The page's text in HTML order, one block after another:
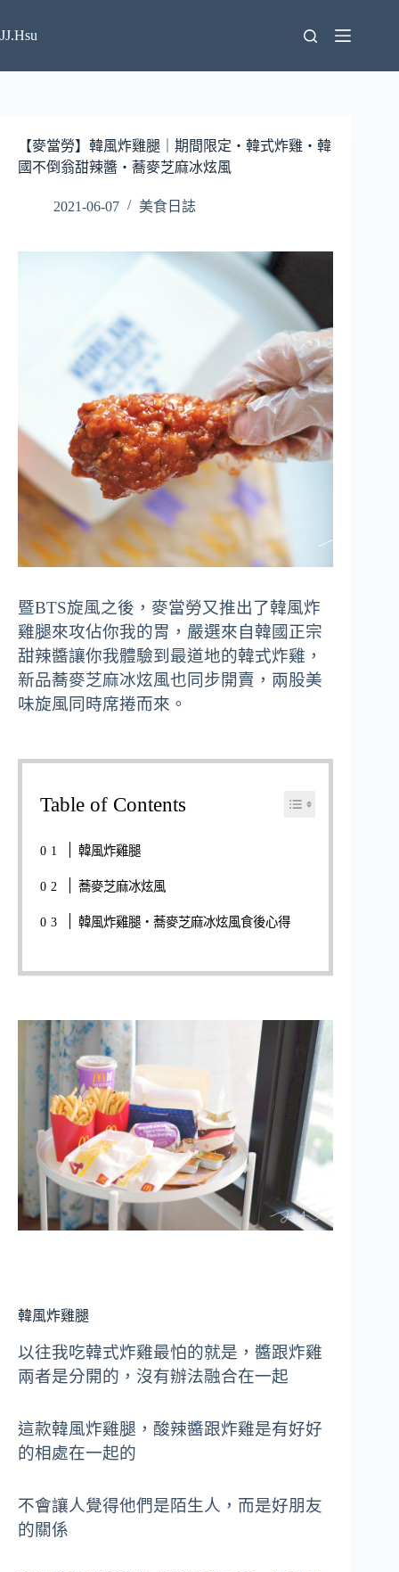
至
要
JJ.Hsu
【麥當勞】韓風炸雞腿｜期間限定・韓式炸雞・韓
國不倒翁甜辣醬・蕎麥芝麻冰炫風
2021-06-07 美食日誌
暨BTS旋風之後， 麥當勞又推出了韓風炸
雞腿來攻佔你我的胃， 嚴選來自韓國正宗
甜辣醬讓你我體驗到最道地的韓式炸雞，
新品蕎麥芝麻冰炫風也同步開賣， 兩股美
味旋風同時席捲而來。
Table of Contents
韓風炸雞腿
蕎麥芝麻冰炫風
韓風炸雞腿・蕎麥芝麻冰炫風食後心得
韓風炸雞腿
以往我吃韓式炸雞最怕的就是，醬跟炸雞
兩者是分開的，沒有辦法融合在一起
這款韓風炸雞腿，酸辣醬跟炸雞是有好好
的相處在一起的
不會讓人覺得他們是陌生人，而是好朋友
的關係